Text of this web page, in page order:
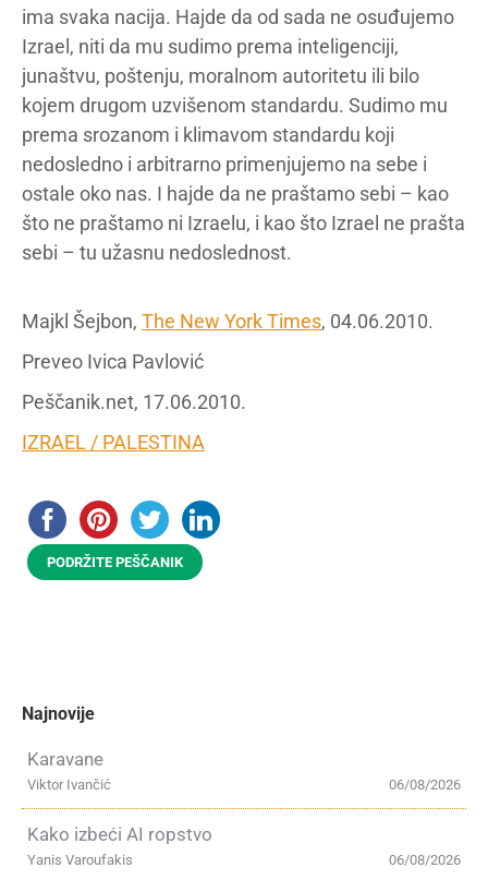
ima svaka nacija. Hajde da od sada ne osuđujemo
Izrael, niti da mu sudimo prema inteligenciji,
junaštvu, poštenju, moralnom autoritetu ili bilo
kojem drugom uzvišenom standardu. Sudimo mu
prema srozanom i klimavom standardu koji
nedosledno i arbitrarno primenjujemo na sebe i
ostale oko nas. I hajde da ne praštamo sebi – kao
što ne praštamo ni Izraelu, i kao što Izrael ne prašta
sebi – tu užasnu nedoslednost.
Majkl Šejbon, The New York Times, 04.06.2010.
Preveo Ivica Pavlović
Peščanik.net, 17.06.2010.
IZRAEL / PALESTINA
PODRŽITE PEŠČANIK
Najnovije
Karavane
06/08/2026
Viktor Ivančić
Kako izbeći AI ropstvo
06/08/2026
Yanis Varoufakis